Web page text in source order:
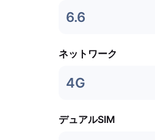
6.6
ネットワーク
4G
デュアルSIM